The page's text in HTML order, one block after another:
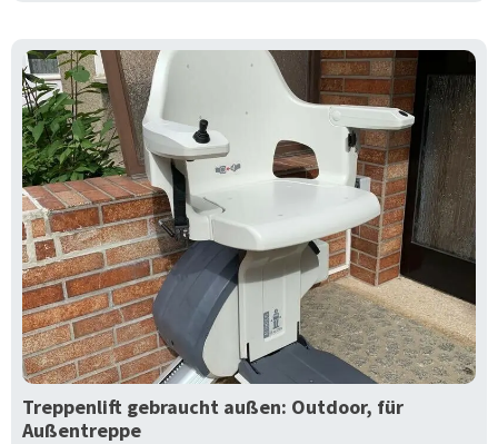
Treppenlift gebraucht außen: Outdoor, für
Außentreppe